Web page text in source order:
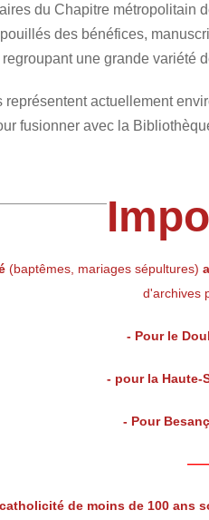
du Chapitre métropolitain
des bénéfices,
une grande variété
représentent actuellement
fusionner avec la
(baptêmes, mariages sépultures)
d'archives
- Pour le
- pour la Haute-
- Pour
de moins de 100 ans